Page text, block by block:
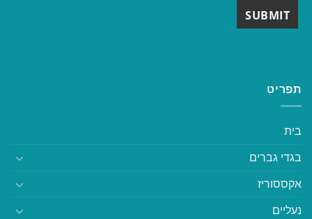
תפריט
בית
בגדי גברים
אקססוריז
נעליים